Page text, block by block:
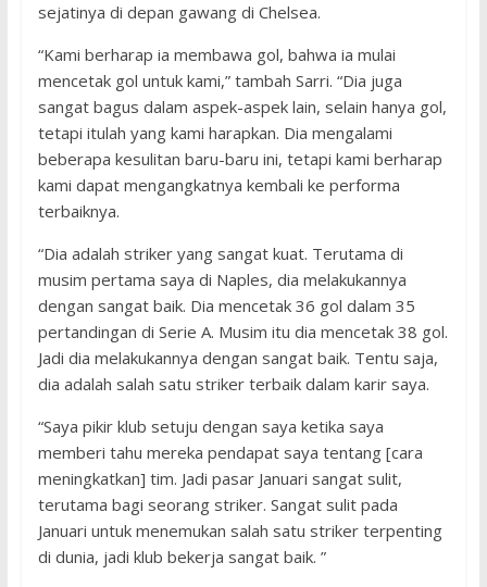
sejatinya di depan gawang di Chelsea.
“Kami berharap ia membawa gol, bahwa ia mulai
mencetak gol untuk kami,” tambah Sarri. “Dia juga
sangat bagus dalam aspek-aspek lain, selain hanya gol,
tetapi itulah yang kami harapkan. Dia mengalami
beberapa kesulitan baru-baru ini, tetapi kami berharap
kami dapat mengangkatnya kembali ke performa
terbaiknya.
“Dia adalah striker yang sangat kuat. Terutama di
musim pertama saya di Naples, dia melakukannya
dengan sangat baik. Dia mencetak 36 gol dalam 35
pertandingan di Serie A. Musim itu dia mencetak 38 gol.
Jadi dia melakukannya dengan sangat baik. Tentu saja,
dia adalah salah satu striker terbaik dalam karir saya.
“Saya pikir klub setuju dengan saya ketika saya
memberi tahu mereka pendapat saya tentang [cara
meningkatkan] tim. Jadi pasar Januari sangat sulit,
terutama bagi seorang striker. Sangat sulit pada
Januari untuk menemukan salah satu striker terpenting
di dunia, jadi klub bekerja sangat baik. ”